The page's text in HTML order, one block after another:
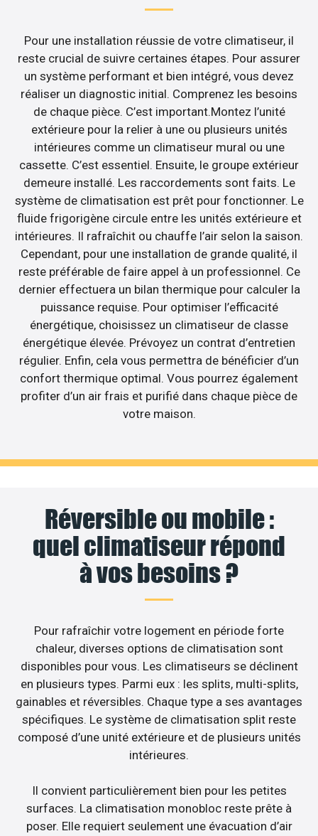
Pour une installation réussie de votre climatiseur, il
reste crucial de suivre certaines étapes. Pour assurer
un système performant et bien intégré, vous devez
réaliser un diagnostic initial. Comprenez les besoins
de chaque pièce. C’est important.Montez l’unité
extérieure pour la relier à une ou plusieurs unités
intérieures comme un climatiseur mural ou une
cassette. C’est essentiel. Ensuite, le groupe extérieur
demeure installé. Les raccordements sont faits. Le
système de climatisation est prêt pour fonctionner. Le
fluide frigorigène circule entre les unités extérieure et
intérieures. Il rafraîchit ou chauffe l’air selon la saison.
Cependant, pour une installation de grande qualité, il
reste préférable de faire appel à un professionnel. Ce
dernier effectuera un bilan thermique pour calculer la
puissance requise. Pour optimiser l’efficacité
énergétique, choisissez un climatiseur de classe
énergétique élevée. Prévoyez un contrat d’entretien
régulier. Enfin, cela vous permettra de bénéficier d’un
confort thermique optimal. Vous pourrez également
profiter d’un air frais et purifié dans chaque pièce de
votre maison.
Réversible ou mobile :
quel climatiseur répond
à vos besoins ?
Pour rafraîchir votre logement en période forte
chaleur, diverses options de climatisation sont
disponibles pour vous. Les climatiseurs se déclinent
en plusieurs types. Parmi eux : les splits, multi-splits,
gainables et réversibles. Chaque type a ses avantages
spécifiques. Le système de climatisation split reste
composé d’une unité extérieure et de plusieurs unités
intérieures.
Il convient particulièrement bien pour les petites
surfaces. La climatisation monobloc reste prête à
poser. Elle requiert seulement une évacuation d’air